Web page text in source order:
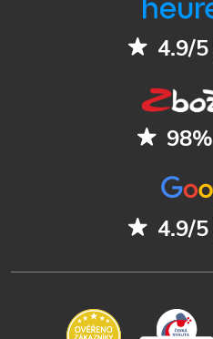
4.9/5
98%
4.9/5